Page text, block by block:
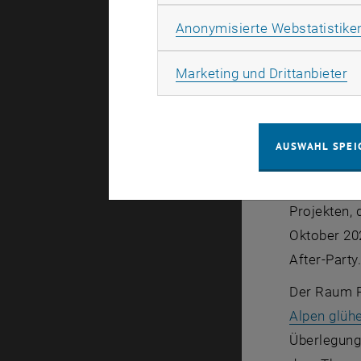
"Hilfe, die
Lienz auf.
"Hilfe, die
gestaltet
Projekten,
Oktober
After-Party.
Der Raum
Alpen
Anonymisierte
Marketing und Drittanbieter
AUSWAHL